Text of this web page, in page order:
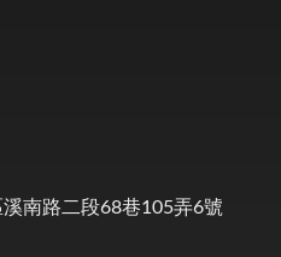
南路二段68巷105弄6號